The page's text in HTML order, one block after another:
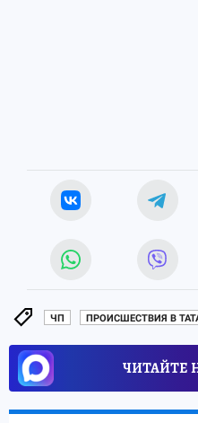
ЧП ПРОИСШЕСТВИЯ В
ЧИТАЙТЕ